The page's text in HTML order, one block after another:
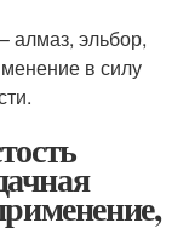
алмаз, эльбор,
в силу